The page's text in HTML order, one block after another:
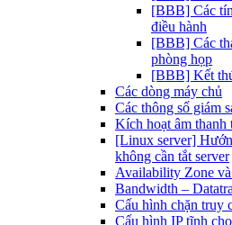
[BBB] Các
điều hành
[BBB] Các
phòng họp
[BBB] Kết
Các dòng máy chủ
Các thông số giám
Kích hoạt âm thanh
[Linux server]
không cần tắt server
Availability Zone
Bandwidth –
Cấu hình chặn truy
Cấu hình IP tĩnh